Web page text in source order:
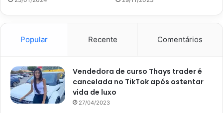
Uvas: versátil e deliciosa, essa fruta pode ser
consumida da casca ao caroço e possui efeito
Todas essas frutas costumam estar sempre disponíveis no
mercado e trazem muitos benefícios para todo o corpo.
Popular Recente Comentários
Vendedora de curso Thays trader é
cancelada no TikTok após ostentar
vida de luxo
27/04/2023